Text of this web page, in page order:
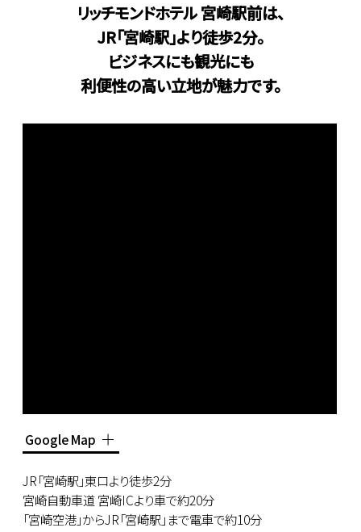
リッチモンドホテル 宮崎駅前は、
JR「宮崎駅」より徒歩2分。
ビジネスにも観光にも
利便性の高い立地が魅力です。
JR「宮崎駅」東口より徒歩2分
宮崎自動車道 宮崎ICより車で約20分
「宮崎空港」からJR「宮崎駅」まで電車で約10分
Google Map